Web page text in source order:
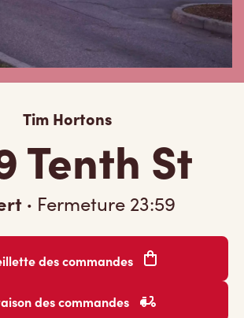
Tim Hortons
Tenth St
· Fermeture 23:59
des commandes
des commandes